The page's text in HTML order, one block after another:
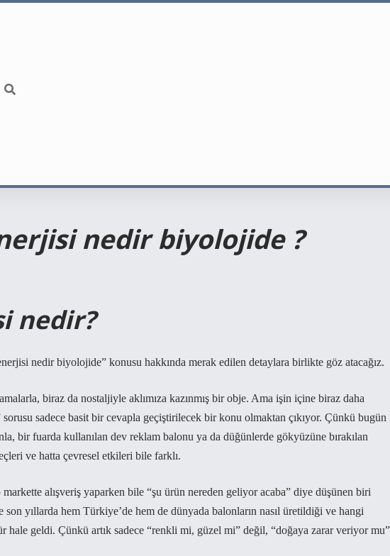
nedir biyolojide ?
nedir?
nedir biyolojide” konusu hakkında merak edilen detaylara birlikte göz atacağız.
biraz da nostaljiyle aklımıza kazınmış bir obje. Ama işin içine biraz daha
sadece basit bir cevapla geçiştirilecek bir konu olmaktan çıkıyor. Çünkü bugün
bir fuarda kullanılan dev reklam balonu ya da düğünlerde gökyüzüne bırakılan
ve hatta çevresel etkileri bile farklı.
alışveriş yaparken bile “şu ürün nereden geliyor acaba” diye düşünen biri
yıllarda hem Türkiye’de hem de dünyada balonların nasıl üretildiği ve hangi
hale geldi. Çünkü artık sadece “renkli mi, güzel mi” değil, “doğaya zarar veriyor mu”